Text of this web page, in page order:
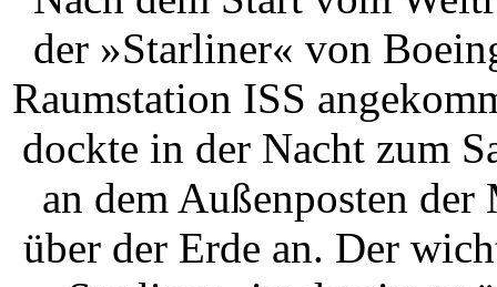
der »Starliner« von
Raumstation ISS
dockte in der Nacht zum
an dem Außenposten
über der Erde an. Der